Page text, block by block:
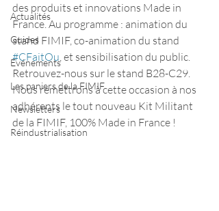
Actualités
Guides
Evénements
Les paniers de la FIMIF
Newsletters
Réindustrialisation
des produits et innovations Made in
France. Au programme : animation du
stand FIMIF, co-animation du stand
#CFaitOu, et sensibilisation du public.
Retrouvez-nous sur le stand B28-C29.
Nous remettrons à cette occasion à nos
adhérents le tout nouveau Kit Militant
de la FIMIF, 100% Made in France !